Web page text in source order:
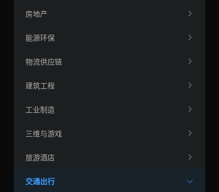
房地产
能源环保
物流供应链
建筑工程
工业制造
三维与游戏
旅游酒店
交通出行